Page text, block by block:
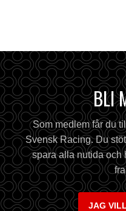
BLI
Som medlem får du
Svensk Racing. Du
spara alla nutida och
JAG